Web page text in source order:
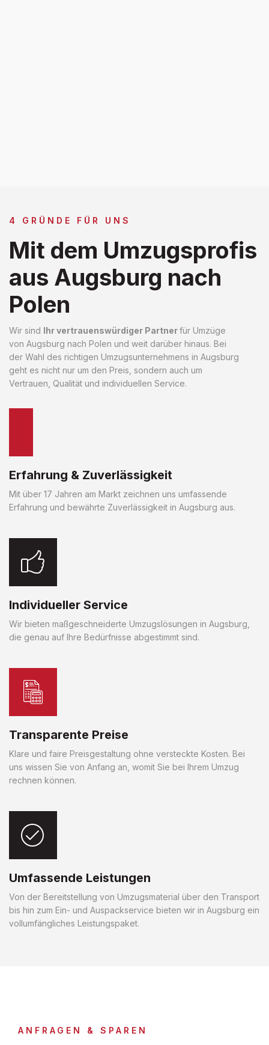
4 GRÜNDE FÜR UNS
Mit dem Umzugsprofis
aus Augsburg nach
Polen
Wir sind Ihr vertrauenswürdiger Partnerfür Umzüge
von Augsburg nach Polen und weit darüber hinaus. Bei
der Wahl des richtigen Umzugsunternehmens in Augsburg
geht es nicht nur um den Preis, sondern auch um
Vertrauen, Qualität und individuellen Service.
Erfahrung & Zuverlässigkeit
Mit über 17 Jahren am Markt zeichnen uns umfassende
Erfahrung und bewährte Zuverlässigkeit in Augsburg aus.
Individueller Service
Wir bieten maßgeschneiderte Umzugslösungen in Augsburg,
die genau auf Ihre Bedürfnisse abgestimmt sind.
Transparente Preise
Klare und faire Preisgestaltung ohne versteckte Kosten. Bei
uns wissen Sie von Anfang an, womit Sie bei Ihrem Umzug
rechnen können.
Umfassende Leistungen
Von der Bereitstellung von Umzugsmaterial über den Transport
bis hin zum Ein- und Auspackservice bieten wir in Augsburg ein
vollumfängliches Leistungspaket.
ANFRAGEN & SPAREN